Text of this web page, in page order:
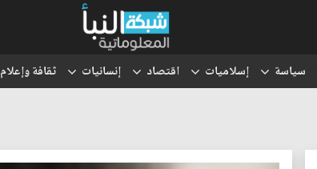
سياسة إسلاميات اقتصاد إنسانيات ثقافة وإعلام